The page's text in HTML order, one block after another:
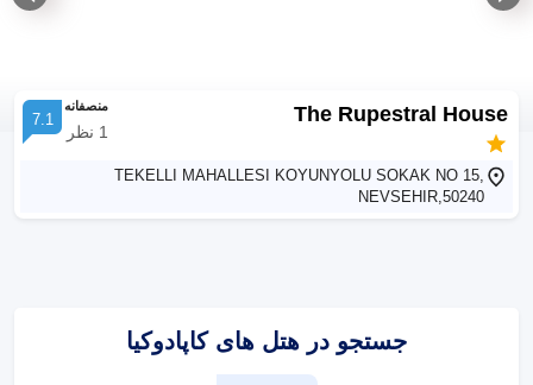
The Rupestral House منصفانه
1 نظر
7.1
TEKELLI MAHALLESI KOYUNYOLU SOKAK NO 15,
NEVSEHIR,50240
جستجو در هتل های کاپادوکیا